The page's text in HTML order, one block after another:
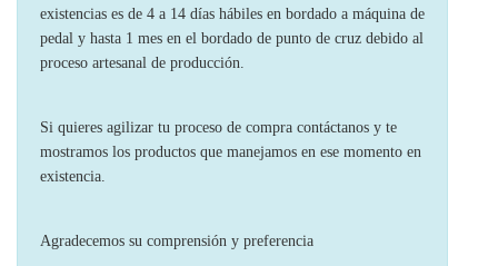
existencias es de 4 a 14 días hábiles en bordado a máquina de
pedal y hasta 1 mes en el bordado de punto de cruz debido al
proceso artesanal de producción.
Si quieres agilizar tu proceso de compra contáctanos y te
mostramos los productos que manejamos en ese momento en
existencia.
Agradecemos su comprensión y preferencia